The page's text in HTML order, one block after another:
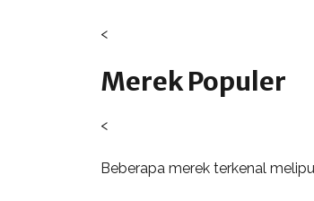
<
Merek Populer
<
Beberapa merek terkenal